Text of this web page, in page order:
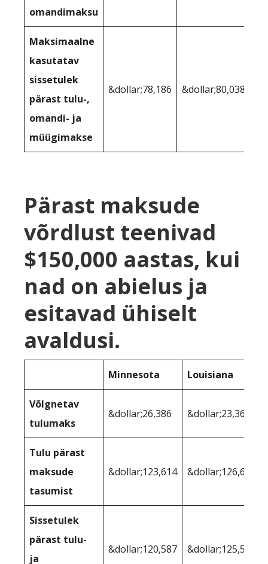
omandimaksu
Maksimaalne
kasutatav
sissetulek
pärast tulu-,
omandi- ja
müügimakse
&dollar;78,186 &dollar;80,038
Pärast maksude
võrdlust teenivad
$150,000 aastas, kui
nad on abielus ja
esitavad ühiselt
avaldusi.
Minnesota Louisiana
Võlgnetav
tulumaks
&dollar;26,386 &dollar;23,366
Tulu pärast
maksude
tasumist
&dollar;123,614 &dollar;126,634
Sissetulek
pärast tulu-
ja
&dollar;120,587 &dollar;125,569